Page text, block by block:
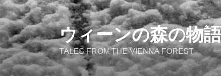
コ
ン
テ
ン
ツ
へ
ウィーンの森の物語
TALES FROM THE VIENNA FOREST